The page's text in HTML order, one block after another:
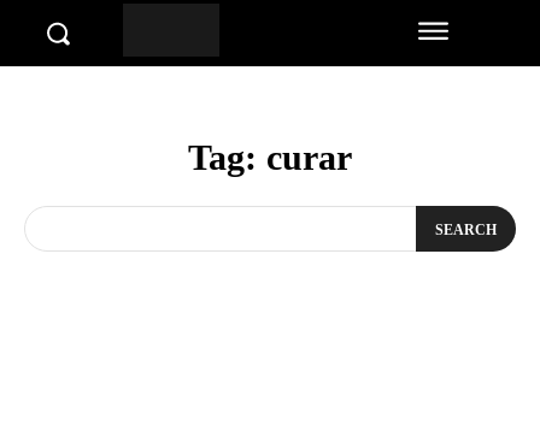
Tag: curar
SEARCH